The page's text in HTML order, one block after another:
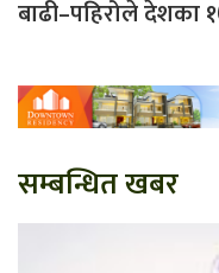
बाढी–पहिरोले
सम्बन्धित खबर